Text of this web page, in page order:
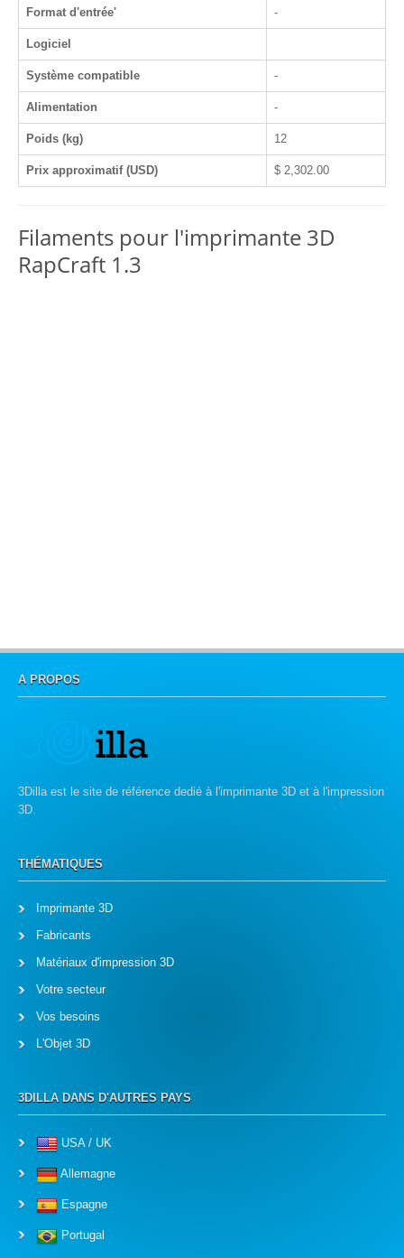
Format d'entrée' -
Logiciel
Système compatible -
Alimentation -
Poids (kg) 12
Prix approximatif (USD) $ 2,302.00
Filaments pour l'imprimante 3D
RapCraft 1.3
A PROPOS
3Dilla est le site de référence dedié à l'imprimante 3D et à l'impression
3D.
THÉMATIQUES
Imprimante 3D
Fabricants
Matériaux d'impression 3D
Votre secteur
Vos besoins
L'Objet 3D
3DILLA DANS D'AUTRES PAYS
USA / UK
Allemagne
Espagne
Portugal